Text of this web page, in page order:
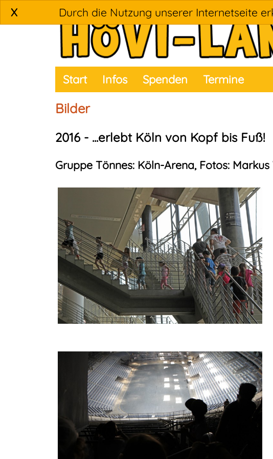
X Durch die Nutzung unserer Internetseite
Start Infos Spenden Termine
Bilder
2016 - ...erlebt Köln von Kopf bis Fuß!
Gruppe Tönnes: Köln-Arena, Fotos: